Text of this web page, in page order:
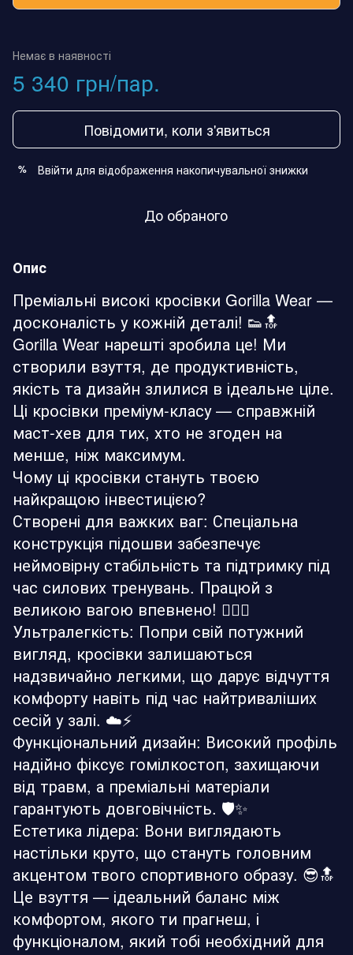
Немає в наявності
5 340 грн/пар.
Повідомити, коли з'явиться
% Ввійти для відображення накопичувальної знижки
До обраного
Опис
Преміальні високі кросівки Gorilla Wear —
досконалість у кожній деталі! 👟🔝
Gorilla Wear нарешті зробила це! Ми
створили взуття, де продуктивність,
якість та дизайн злилися в ідеальне ціле.
Ці кросівки преміум-класу — справжній
маст-хев для тих, хто не згоден на
менше, ніж максимум.
Чому ці кросівки стануть твоєю
найкращою інвестицією?
Створені для важких ваг: Спеціальна
конструкція підошви забезпечує
неймовірну стабільність та підтримку під
час силових тренувань. Працюй з
великою вагою впевнено! 🏋️‍♂️🔥
Ультралегкість: Попри свій потужний
вигляд, кросівки залишаються
надзвичайно легкими, що дарує відчуття
комфорту навіть під час найтриваліших
сесій у залі. ☁️⚡
Функціональний дизайн: Високий профіль
надійно фіксує гомілкостоп, захищаючи
від травм, а преміальні матеріали
гарантують довговічність. 🛡️✨
Естетика лідера: Вони виглядають
настільки круто, що стануть головним
акцентом твого спортивного образу. 😎🔝
Це взуття — ідеальний баланс між
комфортом, якого ти прагнеш, і
функціоналом, який тобі необхідний для